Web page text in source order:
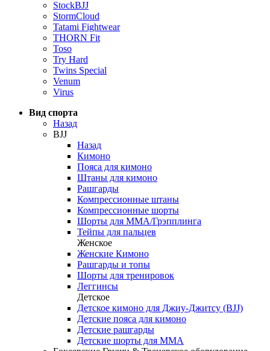
StockBJJ
StormCloud
Tatami Fightwear
THORN Fit
Toso
Try Hard
Twins Special
Venum
Virus
Вид спорта
Назад
BJJ
Назад
Кимоно
Пояса для кимоно
Штаны для кимоно
Рашгарды
Компрессионные штаны
Компрессионные шорты
Шорты для ММА/Грэпплинга
Тейпы для пальцев
Женское
Женские Кимоно
Рашгарды и топы
Шорты для тренировок
Леггинсы
Детское
Детское кимоно для Джиу-Джитсу (BJJ)
Детские пояса для кимоно
Детские рашгарды
Детские шорты для ММА